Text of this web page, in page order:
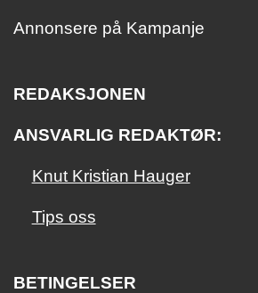
Annonsere på Kampanje
REDAKSJONEN
ANSVARLIG REDAKTØR:
Knut Kristian Hauger
Tips oss
BETINGELSER